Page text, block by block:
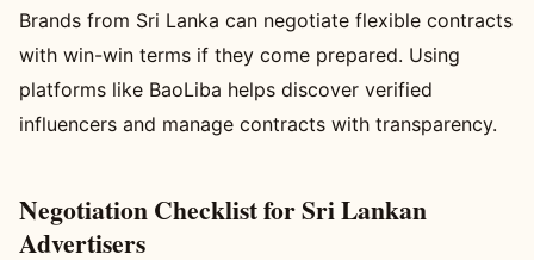
Brands from Sri Lanka can negotiate flexible contracts
with win-win terms if they come prepared. Using
platforms like BaoLiba helps discover verified
influencers and manage contracts with transparency.
Negotiation Checklist for Sri Lankan
Advertisers